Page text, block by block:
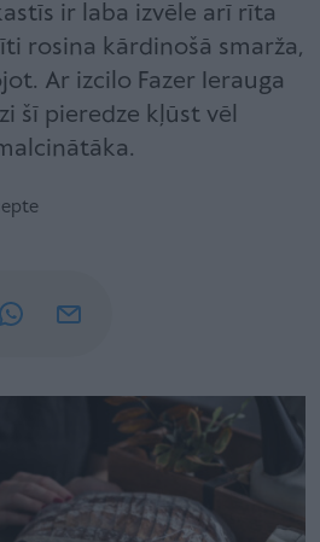
ir laba izvēle arī rīta
rosina kārdinošā smarža,
Ar izcilo Fazer Ierauga
šī pieredze kļūst vēl